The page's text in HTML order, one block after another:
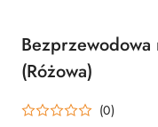
(Różowa)
(0)